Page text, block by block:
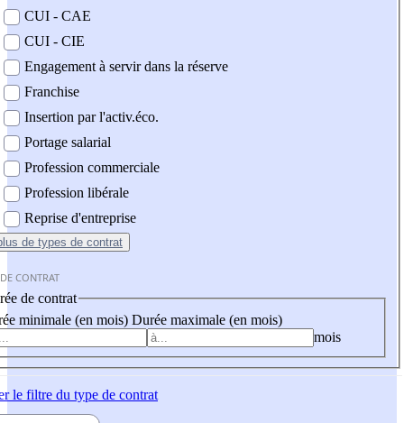
CUI - CAE
CUI - CIE
Engagement à servir dans la réserve
Franchise
Insertion par l'activ.éco.
Portage salarial
Profession commerciale
Profession libérale
Reprise d'entreprise
de types de contrat
CONTRAT
de contrat
minimale (en mois) Durée maximale (en mois)
mois
le filtre du type de contrat